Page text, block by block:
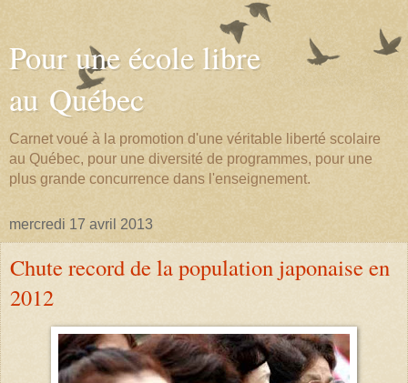
Pour une école libre
au Québec
Carnet voué à la promotion d'une véritable liberté scolaire
au Québec, pour une diversité de programmes, pour une
plus grande concurrence dans l'enseignement.
mercredi 17 avril 2013
Chute record de la population japonaise en
2012